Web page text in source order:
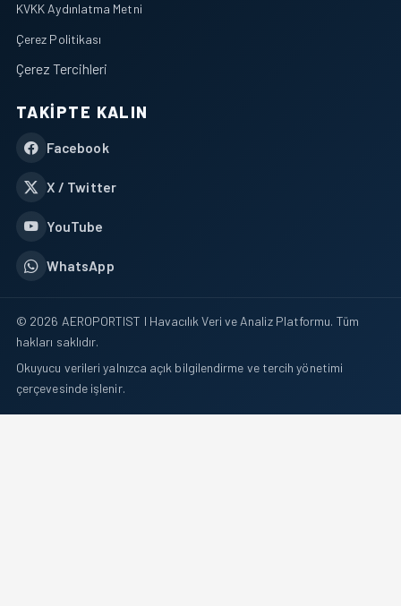
KVKK Aydınlatma Metni
Çerez Politikası
Çerez Tercihleri
TAKIPTE KALIN
Facebook
X / Twitter
YouTube
WhatsApp
© 2026 AEROPORTIST I Havacılık Veri ve Analiz Platformu. Tüm
hakları saklıdır.
Okuyucu verileri yalnızca açık bilgilendirme ve tercih yönetimi
çerçevesinde işlenir.